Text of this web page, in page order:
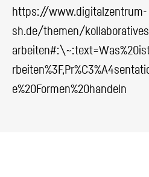
https://www.digitalzentrum-
sh.de/themen/
e%20Formen%20handeln